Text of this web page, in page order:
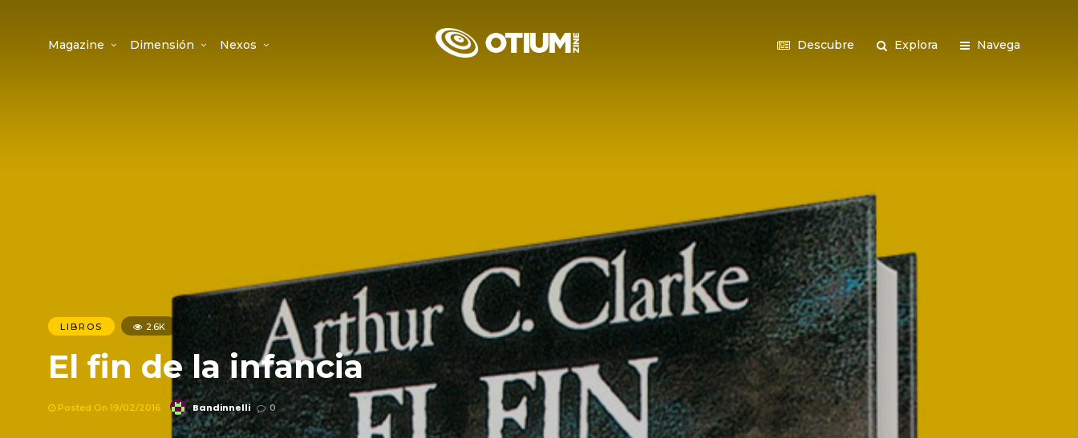
Magazine Dimensión Nexos Descubre Explora Navega
LIBROS 2.6K
El fin de la infancia
Posted On 19/02/2016 Bandinnelli 0